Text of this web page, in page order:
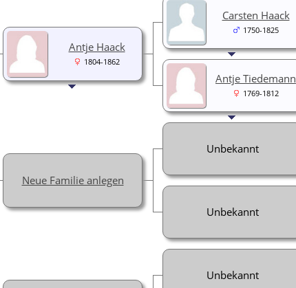
Antje Haack
1804-1862
Carsten Haack
1750-1825
Antje Tiedemann
1769-1812
Neue Familie anlegen
Unbekannt
Unbekannt
Unbekannt